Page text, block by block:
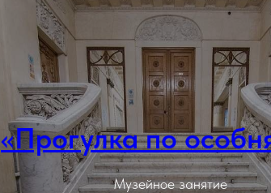
«Прогулка по
Музейное занятие
Подробнее